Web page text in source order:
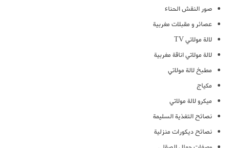
صور النقش الحناء
عصائر و مقبلات مغربية
لالة مولاتي TV
لالة مولاتي اناقة مغربية
مطبخ لالة مولاتي
مكياج
ميكرو لالة مولاتي
نصائح التغذية السليمة
نصائح ديكورات منزلية